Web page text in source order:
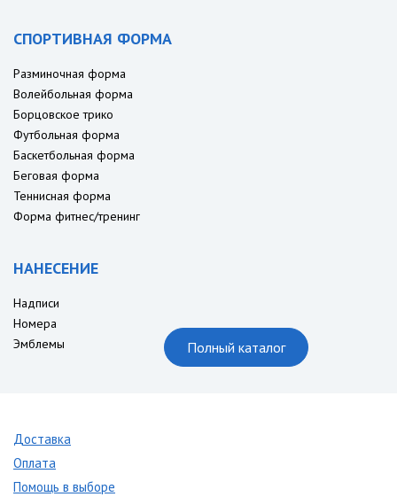
СПОРТИВНАЯ ФОРМА
Разминочная форма
Волейбольная форма
Борцовское трико
Футбольная форма
Баскетбольная форма
Беговая форма
Теннисная форма
Форма фитнес/тренинг
НАНЕСЕНИЕ
Надписи
Номера
Эмблемы
Полный каталог
Доставка
Оплата
Помощь в выборе